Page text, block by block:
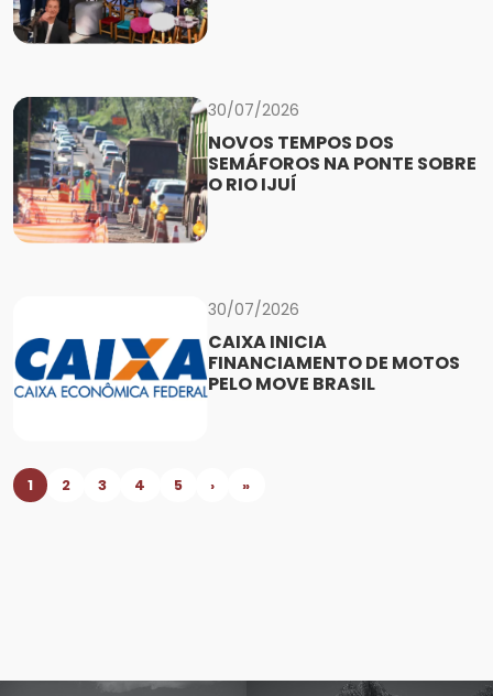
30/07/2026
NOVOS TEMPOS DOS
SEMÁFOROS NA PONTE SOBRE
O RIO IJUÍ
30/07/2026
CAIXA INICIA
FINANCIAMENTO DE MOTOS
PELO MOVE BRASIL
1 2 3 4 5 › »